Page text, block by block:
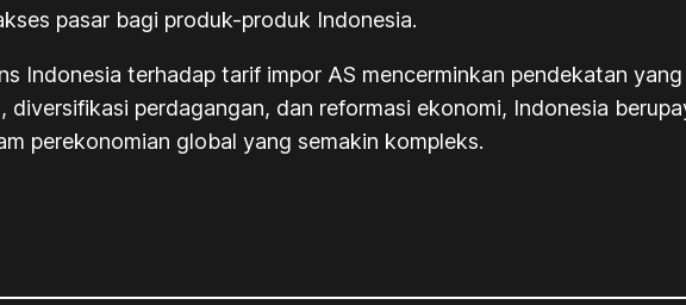
pasar bagi produk-produk Indonesia.
Indonesia terhadap tarif impor AS mencerminkan pendekatan
diversifikasi perdagangan, dan reformasi ekonomi, Indonesia
perekonomian global yang semakin kompleks.